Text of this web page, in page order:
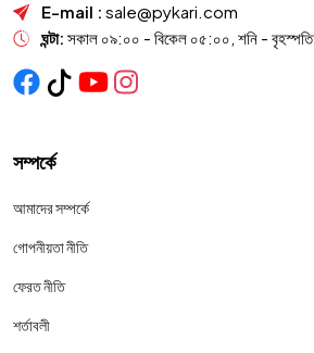
E-mail : sale@pykari.com
ঘন্টা: সকাল ০৯:০০ - বিকেল ০৫:০০, শনি - বৃহস্পতি
সম্পর্কে
আমাদের সম্পর্কে
গোপনীয়তা নীতি
ফেরত নীতি
শর্তাবলী